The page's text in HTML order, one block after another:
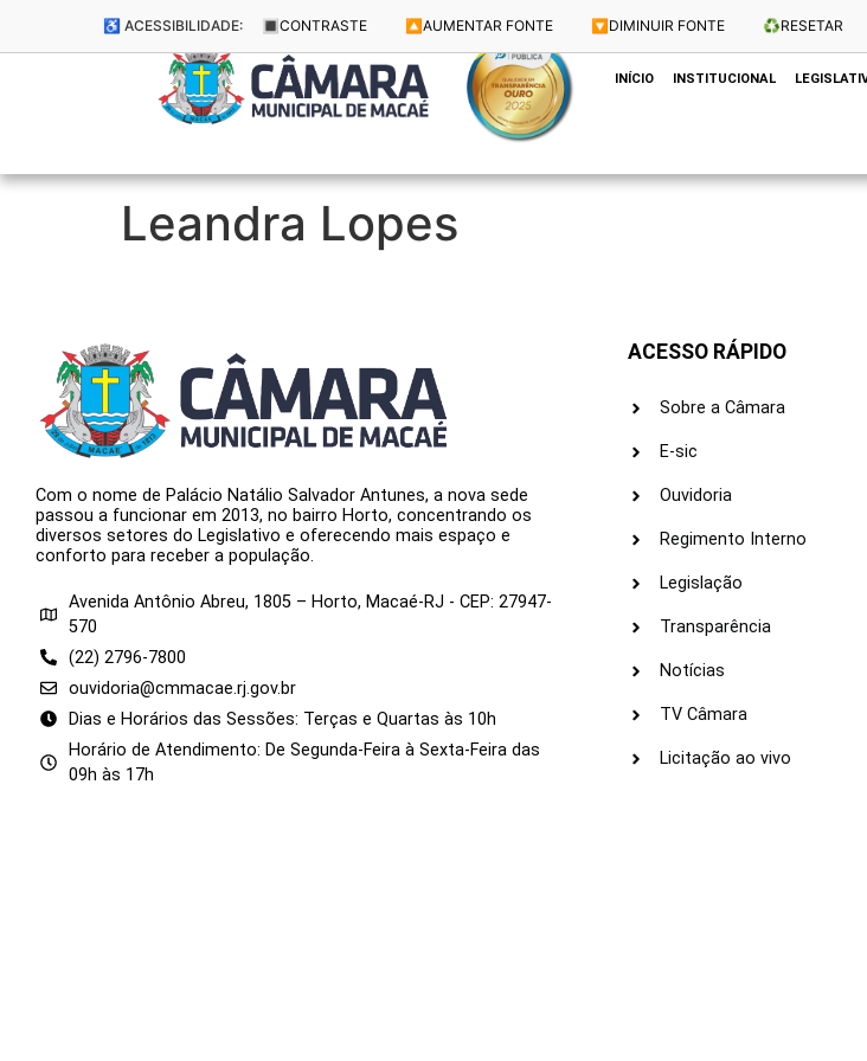
♿ ACESSIBILIDADE: 🔳 CONTRASTE 🔼 AUMENTAR FONTE 🔽 DIMINUIR FONTE ♻️RESETAR
Dias e Horários das Sessões:
INÍCIO INSTITUCIONAL
Leandra Lopes
Com o nome de Palácio Natálio Salvador Antunes, a nova sede
passou a funcionar em 2013, no bairro Horto, concentrando os
diversos setores do Legislativo e oferecendo mais espaço e
conforto para receber a população.
Avenida Antônio Abreu, 1805 – Horto, Macaé-RJ - CEP: 27947-
570
(22) 2796-7800
ouvidoria@cmmacae.rj.gov.br
Dias e Horários das Sessões: Terças e Quartas às 10h
Horário de Atendimento: De Segunda-Feira à Sexta-Feira das
09h às 17h
ACESSO RÁPIDO
Sobre a Câmara
E-sic
Ouvidoria
Regimento Interno
Legislação
Transparência
Notícias
TV Câmara
Licitação ao vivo